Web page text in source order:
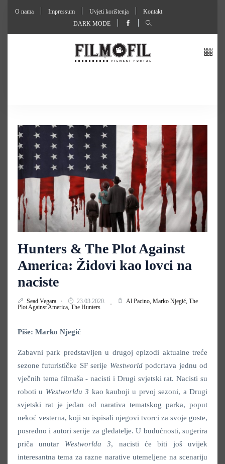
O nama Impressum Uvjeti korištenja
Kontakt
DARK MODE
Hunters & The Plot Against
America: Židovi kao lovci na
naciste
Sead Vegara 23.03.2020. Al Pacino, Marko Njegić, The
Plot Against America, The Hunters
Piše: Marko Njegić
Zabavni park predstavljen u drugoj epizodi aktualne treće
sezone futurističke SF serije Westworldpodcrtava jednu od
vječnih tema filmaša - nacisti i Drugi svjetski rat. Nacisti su
roboti u Westworldu 3 kao kauboji u prvoj sezoni, a Drugi
svjetski rat je jedan od narativa tematskog parka, poput
nekoć vesterna, koji su ispisali njegovi tvorci za svoje goste,
posredno i autori serije za gledatelje. U budućnosti, sugerira
priča unutar Westworlda 3, nacisti će biti još uvijek
interesantna tema za razne narative utemeljene na scenariju